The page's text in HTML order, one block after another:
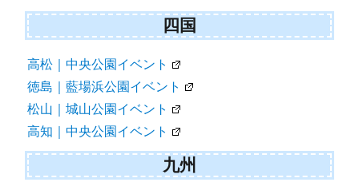
四国
高松｜中央公園イベント
徳島｜藍場浜公園イベント
松山｜城山公園イベント
高知｜中央公園イベント
九州